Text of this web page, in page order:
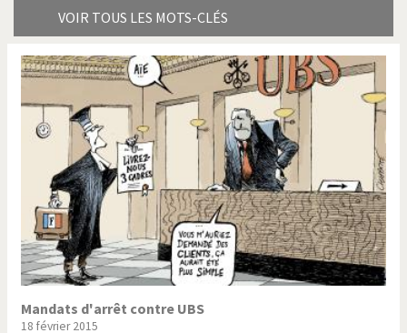
VOIR TOUS LES MOTS-CLÉS
Bye Biden! Catholique ou pas très?
Chère énergie! Crise grecque
Du printemps arabe à
l'hiver
Election présidentielle US Guerre en Syrie
Hopp Deutschland Israël - Palestine
L'Amérique et les armes L'Iran tremble
La Chine et nous
La Corée du Nord: guerre ou
Mandats d'arrêt contre UBS
18 février 2015